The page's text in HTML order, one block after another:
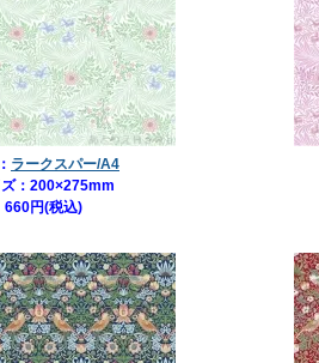
ラークスパー/A4
：200×275mm
660円(税込)